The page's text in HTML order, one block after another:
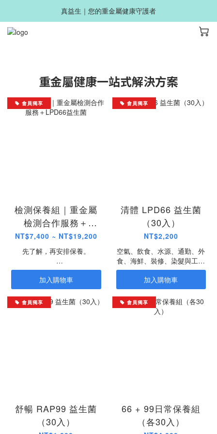
真益生｜您的重金屬健康守護者
重金屬健康一站式解決方案
會員獨享
檢測保養組｜重金屬
檢測合作服務＋
LPD66益生菌
NT$7,400 ~ NT$19,200
先了解，再安排保養。
檢測保養組結合重金屬檢測合
作服務＋LPD66 益生菌，適
合重視空氣、飲食、水源、海
鮮、裝修、染髮與工作環境等
生活來源的人。
五國專利乳酸菌為核心，作為
日常環境健康保養選擇。
加入購物車
會員獨享
清體 LPD66 益生菌
（30入）
NT$2,200
空氣、飲食、水源、通勤、外
食、海鮮、裝修、染髮與工作
環境，很多生活接觸不能完全
避開。真正重要的，不是因為
焦慮才開始，而是在了解日常
環境來源之後，建立更穩定的
日常保養習慣。
✅ LP66／LD66 五國專利乳酸
菌菌株
加入購物車
會員獨享
舒暢 RAP99 益生菌
（30入）
會員獨享
66 + 99日常保養組
（各30入）